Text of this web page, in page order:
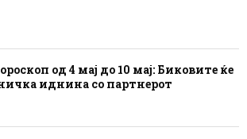
од 4 мај до 10 мај: Биковите ќе
иднина со партнерот